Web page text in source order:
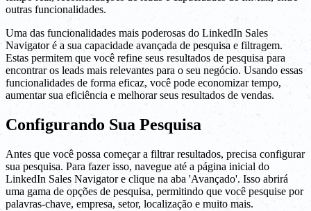
outras funcionalidades.
Uma das funcionalidades mais poderosas do LinkedIn Sales
Navigator é a sua capacidade avançada de pesquisa e filtragem.
Estas permitem que você refine seus resultados de pesquisa para
encontrar os leads mais relevantes para o seu negócio. Usando essas
funcionalidades de forma eficaz, você pode economizar tempo,
aumentar sua eficiência e melhorar seus resultados de vendas.
Configurando Sua Pesquisa
Antes que você possa começar a filtrar resultados, precisa configurar
sua pesquisa. Para fazer isso, navegue até a página inicial do
LinkedIn Sales Navigator e clique na aba 'Avançado'. Isso abrirá
uma gama de opções de pesquisa, permitindo que você pesquise por
palavras-chave, empresa, setor, localização e muito mais.